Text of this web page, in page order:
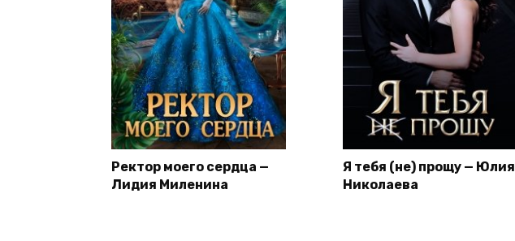
Ректор моего сердца —
Лидия Миленина
Я тебя (не) прощу — Юлия
Николаева